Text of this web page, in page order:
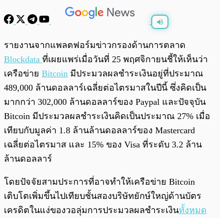
รายงานจากแพลตฟอร์มข่าวกรองด้านการตลาด
Blockdata ที่เผยแพร่เมื่อวันที่ 25 พฤศจิกายนชี้ให้เห็นว่า
เครือข่าย Bitcoin มีประมวลผลชำระเงินอยู่ที่ประมาณ
489,000 ล้านดอลลาร์เฉลี่ยต่อไตรมาสในปีนี้ ซึ่งคิดเป็น
มากกว่า 302,000 ล้านดอลลาร์ของ Paypal และปัจจุบัน
Bitcoin มีประมวลผลชำระเงินคิดเป็นประมาณ 27% เมื่อ
เทียบกับมูลค่า 1.8 ล้านล้านดอลลาร์ของ Mastercard
เฉลี่ยต่อไตรมาส และ 15% ของ Visa ที่ระดับ 3.2 ล้าน
ล้านดอลลาร์
โดยปัจจัยสามประการที่อาจทำให้เครือข่าย Bitcoin
เติบโตเพิ่มขึ้นไปเทียบชั้นสองบริษัทยักษ์ใหญ่ด้านบัตร
เครดิตในแง่ของวอลุ่มการประมวลผลชำระเงินทั้งหมด